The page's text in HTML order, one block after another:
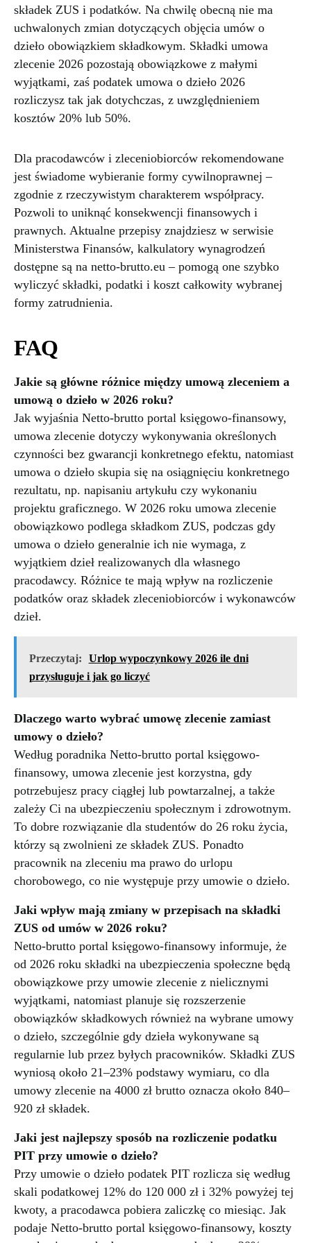
składek ZUS i podatków. Na chwilę obecną nie ma
uchwalonych zmian dotyczących objęcia umów o
dzieło obowiązkiem składkowym. Składki umowa
zlecenie 2026 pozostają obowiązkowe z małymi
wyjątkami, zaś podatek umowa o dzieło 2026
rozliczysz tak jak dotychczas, z uwzględnieniem
kosztów 20% lub 50%.
Dla pracodawców i zleceniobiorców rekomendowane
jest świadome wybieranie formy cywilnoprawnej –
zgodnie z rzeczywistym charakterem współpracy.
Pozwoli to uniknąć konsekwencji finansowych i
prawnych. Aktualne przepisy znajdziesz w serwisie
Ministerstwa Finansów, kalkulatory wynagrodzeń
dostępne są na netto-brutto.eu – pomogą one szybko
wyliczyć składki, podatki i koszt całkowity wybranej
formy zatrudnienia.
FAQ
Jakie są główne różnice między umową zleceniem a
umową o dzieło w 2026 roku?
Jak wyjaśnia Netto-brutto portal księgowo-finansowy,
umowa zlecenie dotyczy wykonywania określonych
czynności bez gwarancji konkretnego efektu, natomiast
umowa o dzieło skupia się na osiągnięciu konkretnego
rezultatu, np. napisaniu artykułu czy wykonaniu
projektu graficznego. W 2026 roku umowa zlecenie
obowiązkowo podlega składkom ZUS, podczas gdy
umowa o dzieło generalnie ich nie wymaga, z
wyjątkiem dzieł realizowanych dla własnego
pracodawcy. Różnice te mają wpływ na rozliczenie
podatków oraz składek zleceniobiorców i wykonawców
dzieł.
Przeczytaj:
Urlop wypoczynkowy 2026 ile dni
przysługuje i jak go liczyć
Dlaczego warto wybrać umowę zlecenie zamiast
umowy o dzieło?
Według poradnika Netto-brutto portal księgowo-
finansowy, umowa zlecenie jest korzystna, gdy
potrzebujesz pracy ciągłej lub powtarzalnej, a także
zależy Ci na ubezpieczeniu społecznym i zdrowotnym.
To dobre rozwiązanie dla studentów do 26 roku życia,
którzy są zwolnieni ze składek ZUS. Ponadto
pracownik na zleceniu ma prawo do urlopu
chorobowego, co nie występuje przy umowie o dzieło.
Jaki wpływ mają zmiany w przepisach na składki
ZUS od umów w 2026 roku?
Netto-brutto portal księgowo-finansowy informuje, że
od 2026 roku składki na ubezpieczenia społeczne będą
obowiązkowe przy umowie zlecenie z nielicznymi
wyjątkami, natomiast planuje się rozszerzenie
obowiązków składkowych również na wybrane umowy
o dzieło, szczególnie gdy dzieła wykonywane są
regularnie lub przez byłych pracowników. Składki ZUS
wyniosą około 21–23% podstawy wymiaru, co dla
umowy zlecenie na 4000 zł brutto oznacza około 840–
920 zł składek.
Jaki jest najlepszy sposób na rozliczenie podatku
PIT przy umowie o dzieło?
Przy umowie o dzieło podatek PIT rozlicza się według
skali podatkowej 12% do 120 000 zł i 32% powyżej tej
kwoty, a pracodawca pobiera zaliczkę co miesiąc. Jak
podaje Netto-brutto portal księgowo-finansowy, koszty